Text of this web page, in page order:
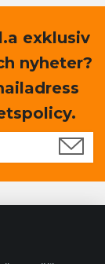
exklusiv
nyheter?